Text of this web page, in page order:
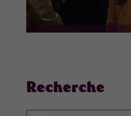
Recherche